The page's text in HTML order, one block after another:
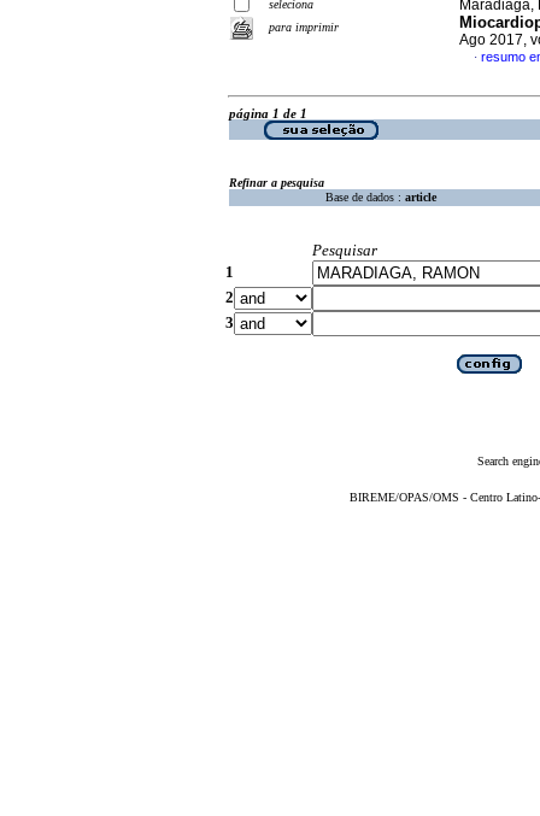
seleciona
para imprimir
Maradiaga,
Ago 2017,
· resumo
página 1 de 1
Refinar a pesquisa
Base de dados : article
Pesquisar
1
2
3
Search
BIREME/OPAS/OMS - Centro Latino-